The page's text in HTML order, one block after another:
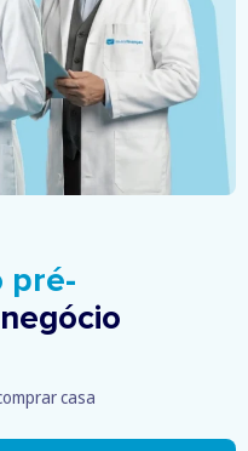
pré-
casa